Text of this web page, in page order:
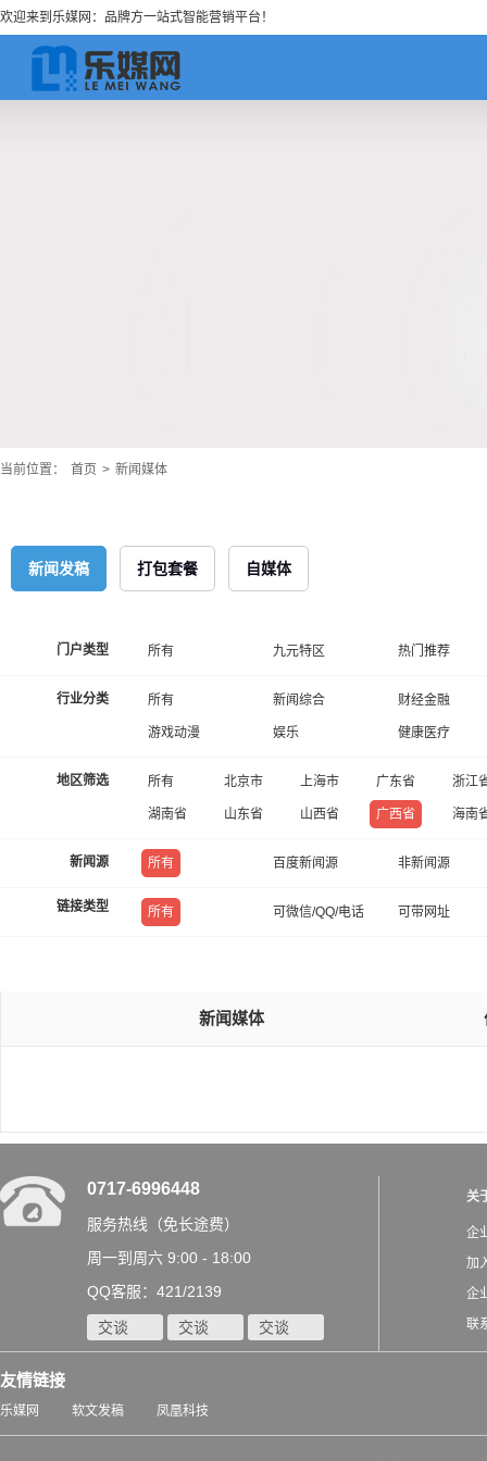
欢迎来到乐媒网：品牌方一站式智能营销平台！
当前位置： 首页 > 新闻媒体
新闻发稿 打包套餐 自媒体
门户类型 所有 九元特区 热门推荐
行业分类 所有 新闻综合 财经金融
游戏动漫 娱乐 健康医疗
地区筛选 所有 北京市 上海市 广东省 浙江
湖南省 山东省 山西省 广西省 海南
新闻源 所有 百度新闻源 非新闻源
链接类型 所有 可微信/QQ/电话 可带网址
新闻媒体
0717-6996448
服务热线（免长途费）
周一到周六 9:00 - 18:00
QQ客服：421/2139
交谈 交谈 交谈
关
企
加
企
联
友情链接
乐媒网 软文发稿 凤凰科技